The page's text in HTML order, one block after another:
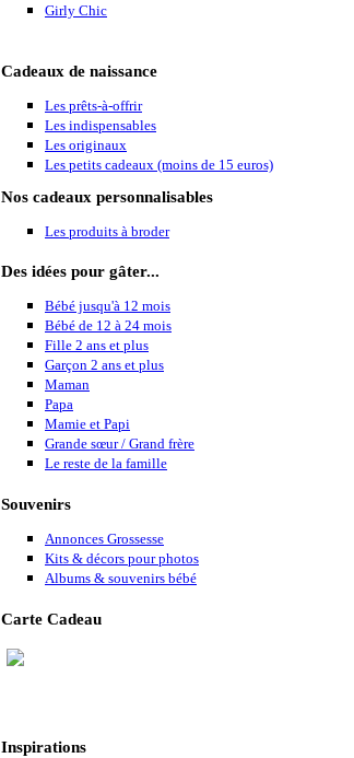
Girly Chic
Cadeaux de naissance
Les prêts-à-offrir
Les indispensables
Les originaux
Les petits cadeaux (moins de 15 euros)
Nos cadeaux personnalisables
Les produits à broder
Des idées pour gâter...
Bébé jusqu'à 12 mois
Bébé de 12 à 24 mois
Fille 2 ans et plus
Garçon 2 ans et plus
Maman
Papa
Mamie et Papi
Grande sœur / Grand frère
Le reste de la famille
Souvenirs
Annonces Grossesse
Kits & décors pour photos
Albums & souvenirs bébé
Carte Cadeau
Inspirations